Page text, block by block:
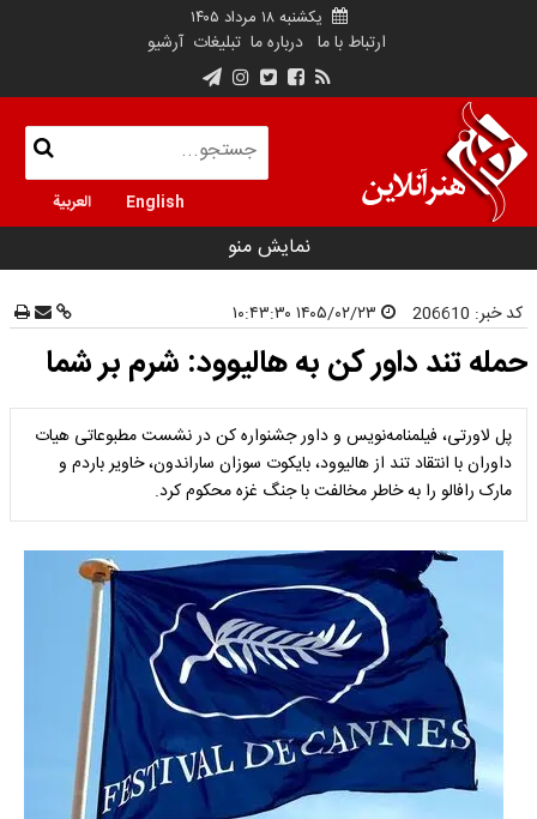
یکشنبه ۱۸ مرداد ۱۴۰۵
ارتباط با ما درباره ما تبلیغات آرشیو
English العربية
نمایش منو
کد خبر: 206610
حمله تند داور کن به هالیوود: شرم بر شما
پل لاورتی، فیلمنامه‌نویس و داور جشنواره کن در نشست مطبوعاتی هیات
داوران با انتقاد تند از هالیوود، بایکوت سوزان ساراندون، خاویر باردم و
مارک رافالو را به خاطر مخالفت با جنگ غزه محکوم کرد.